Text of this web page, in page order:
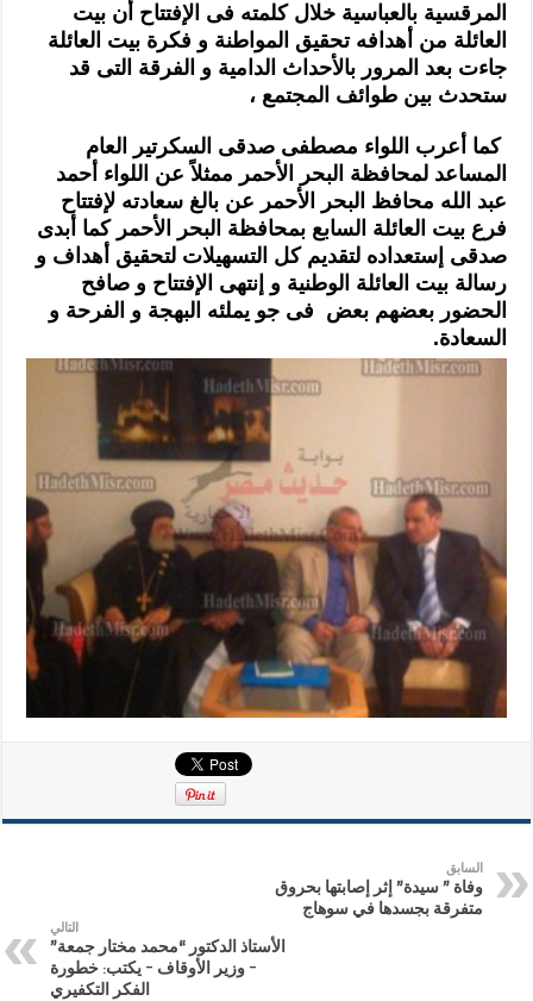
المرقسية بالعباسية خلال كلمته فى الإفتتاح أن بيت
العائلة من أهدافه تحقيق المواطنة و فكرة بيت العائلة
جاءت بعد المرور بالأحداث الدامية و الفرقة التى قد
ستحدث بين طوائف المجتمع ،
كما أعرب اللواء مصطفى صدقى السكرتير العام
المساعد لمحافظة البحر الأحمر ممثلاً عن اللواء أحمد
عبد الله محافظ البحر الأحمر عن بالغ سعادته لإفتتاح
فرع بيت العائلة السابع بمحافظة البحر الأحمر كما أبدى
صدقى إستعداده لتقديم كل التسهيلات لتحقيق أهداف و
رسالة بيت العائلة الوطنية و إنتهى الإفتتاح و صافح
الحضور بعضهم بعض فى جو يملئه البهجة و الفرحة و
السعادة.
السابق
وفاة ” سيدة” إثر إصابتها بحروق
متفرقة بجسدها في سوهاج
التالي
الأستاذ الدكتور “محمد مختار جمعة”
– وزير الأوقاف – يكتب: خطورة
الفكر التكفيري